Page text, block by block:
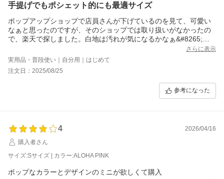
手提げでもポシェット的にも最適サイズ
ポップアップショップで店員さんが下げているのを見て、可愛い
なぁと思ったのですが、そのショップでは取り扱いがなかったの
で、楽天で探しました。白地は汚れが気になるかなぁ&#8265;と
四葉の柄が幸運を呼んでくれそうです。
ちょっとお買い物！の時に、お財布とカードケース、ハンドタオ
ル、スマホを入れておくのにバッチリなサイズだと思います。
さらに表示
実用品・普段使い｜自分用｜はじめて
注文日：2025/08/25
参考になった
4
2026/04/16
購入者さん
サイズ:Sサイズ | カラー:ALOHA PINK
ポップなカラーとデザインのミニが欲しくて購入